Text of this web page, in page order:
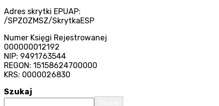
Adres skrytki EPUAP:
/SPZOZMSZ/SkrytkaESP
Numer Księgi Rejestrowanej
000000012192
NIP: 9491763544
REGON: 15158624700000
KRS: 0000026830
Szukaj